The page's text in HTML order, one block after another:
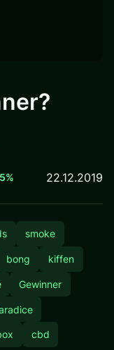
22.12.2019
smoke
bong kiffen
Gewinner
cbd